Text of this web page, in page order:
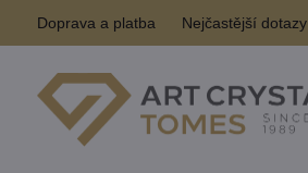
Doprava a platba Nejčastější dotazy